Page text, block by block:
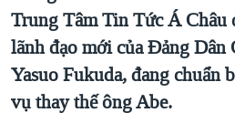
tới
"Tìm"
VẠCH TRẦN TIN GIẢ
NGƯỜI VIỆT HẢI NGOẠI
ĐỜI SỐNG
KINH TẾ
CHIẾN TRANH THƯƠNG MẠI
TẠI
HÀNH TRÌNH BẦU CỬ 2024
MỘT NĂM CHIẾN TRANH TẠI DẢI
HỌC TIẾNG ANH
VIDEO
NGHE
Trung Tâm Tin Tức Á
lãnh đạo mới của Đảng Dân
Yasuo Fukuda, đang chuẩn
vụ thay thế ông Abe.